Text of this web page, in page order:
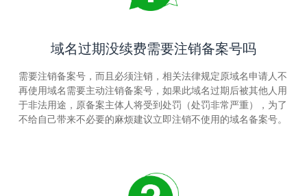
域名过期没续费需要注销备案号吗
需要注销备案号，而且必须注销，相关法律规定原域名申请人不
再使用域名需要主动注销备案号，如果此域名过期后被其他人用
于非法用途，原备案主体人将受到处罚（处罚非常严重），为了
不给自己带来不必要的麻烦建议立即注销不使用的域名备案号。